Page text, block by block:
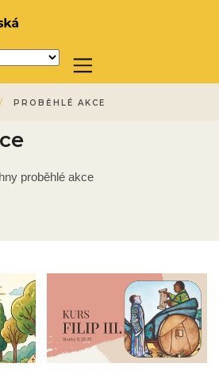
/ PROBĚHLÉ AKCE
proběhlé akce
Obrázek novinky